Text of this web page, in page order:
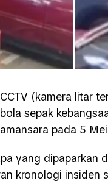
(kamera litar
sepak
pada 5
yang dipaparkan
kronologi insiden